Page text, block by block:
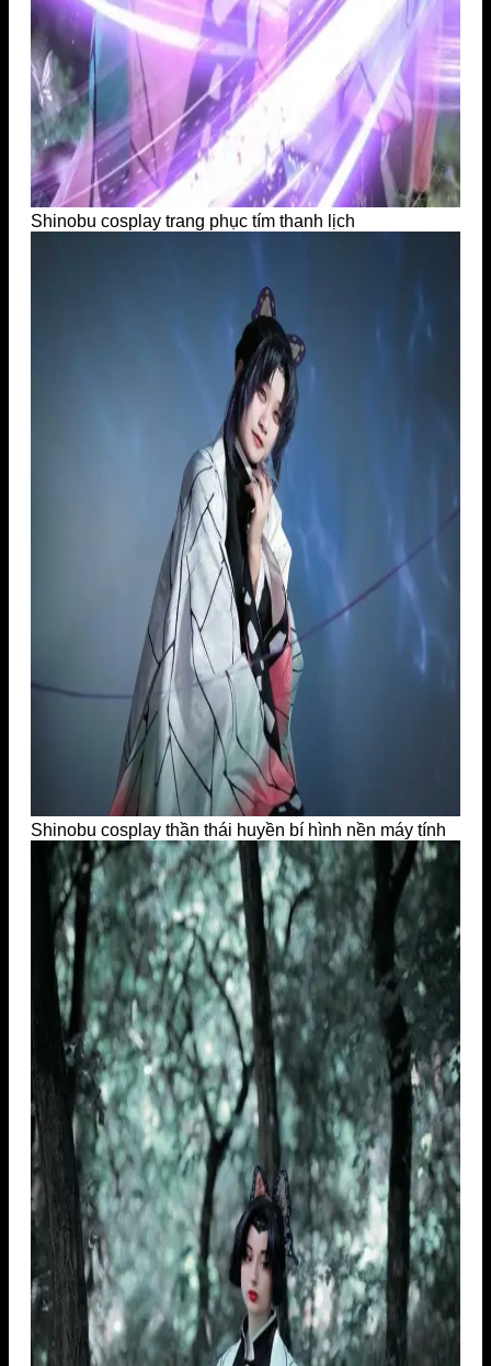
Shinobu cosplay trang phục tím thanh lịch
Shinobu cosplay thần thái huyền bí hình nền máy tính